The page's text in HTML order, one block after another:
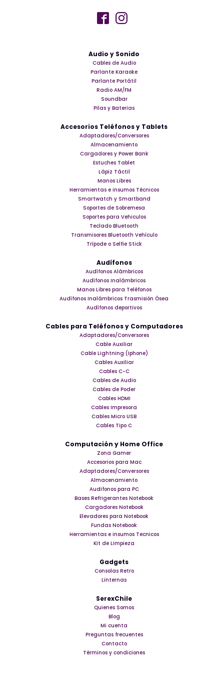
Audio y Sonido
Cables de Audio
Parlante Karaoke
Parlante Portátil
Radio AM/FM
Soundbar
Pilas y Baterias
Accesorios Teléfonos y Tablets
Adaptadores/Conversores
Almacenamiento
Cargadores y Power Bank
Estuches Tablet
Lápiz Táctil
Manos Libres
Herramientas e insumos Técnicos
Smartwatch y Smartband
Soportes de Sobremesa
Soportes para Vehiculos
Teclado Bluetooth
Transmisores Bluetooth Vehículo
Trípode o Selfie Stick
Audífonos
Audífonos Alámbricos
Audífonos Inalámbricos
Manos Libres para Teléfonos
Audífonos Inalámbricos Trasmisión Ósea
Audífonos deportivos
Cables para Teléfonos y Computadores
Adaptadores/Conversores
Cable Auxiliar
Cable Lightning (Iphone)
Cables Auxiliar
Cables C-C
Cables de Audio
Cables de Poder
Cables HDMI
Cables Impresora
Cables Micro USB
Cables Tipo C
Computación y Home Office
Zona Gamer
Accesorios para Mac
Adaptadores/Conversores
Almacenamiento
Audifonos para PC
Bases Refrigerantes Notebook
Cargadores Notebook
Elevadores para Notebook
Fundas Notebook
Herramientas e insumos Tecnicos
Kit de Limpieza
Gadgets
Consolas Retro
Linternas
SerexChile
Quienes Somos
Blog
Mi cuenta
Preguntas frecuentes
Contacto
Términos y condiciones